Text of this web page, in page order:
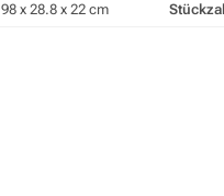
98 x 28.8 x 22 cm